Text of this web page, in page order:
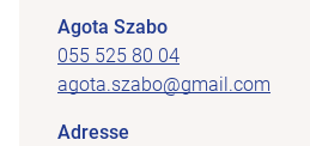
Agota Szabo
055 525 80 04
agota.szabo@gmail.com
Adresse